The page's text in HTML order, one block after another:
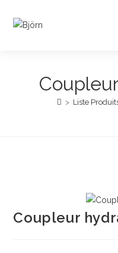
> Liste
Coupleur